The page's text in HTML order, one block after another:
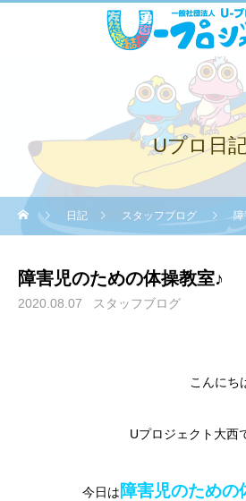
Uプロ日
日記 スタッフブログ
障害児のための体操教室♪
2020.08.07 スタッフブログ
こんにち
Uプロジェクト大西
今日は障害児のための